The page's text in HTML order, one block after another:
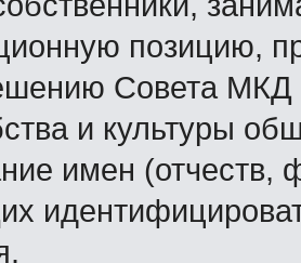
позицию,
Совета
и культуры
имен